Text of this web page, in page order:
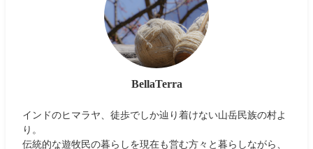
BellaTerra
インドのヒマラヤ、徒歩でしか辿り着けない山岳民族の村よ
り。
伝統的な遊牧民の暮らしを現在も営む方々と暮らしながら、